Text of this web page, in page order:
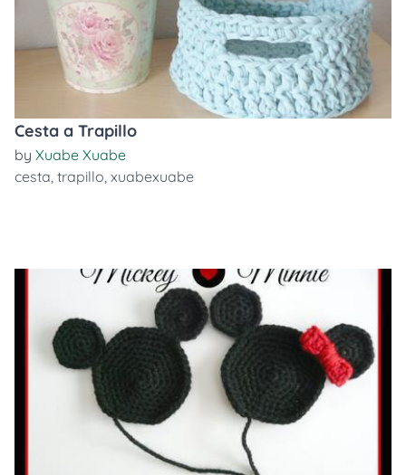
Cesta a Trapillo
by Xuabe Xuabe
cesta, trapillo, xuabexuabe